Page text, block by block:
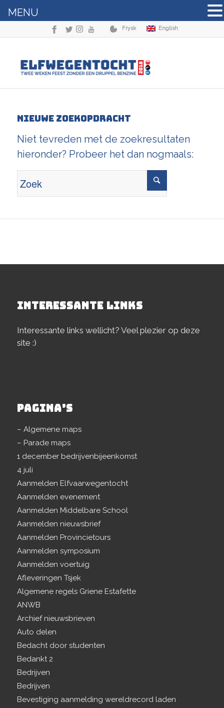
Frysk English
Nieuwe zoekopdracht
Niet tevreden met de zoekresultaten
hieronder? Probeer het dan nogmaals:
INTERESSANTE LINKS
Interessante links wellicht? Veel plezier op deze
site :)
PAGINA’S
– Algemene maps
– Parade maps
1 december bedrijvenbijeenkomst
4 juli
Aanmelden Elfvaarwegentocht
Aanmelden evenement
Aanmelden Middelbare School
Aanmelden nieuwsbrief
Aanmelden Provincietours
Aanmelden symposium
Aanmelden voertuig
Afleveringen Tsjek
Algemene regels Griene Estafette
ANWB
Archief nieuwsbrieven
Auto delen
Bedacht door studenten
Bedankt 2
Bedrijven
Bedrijven
Bevestiging aanmelding wereldrecord laden
MENU